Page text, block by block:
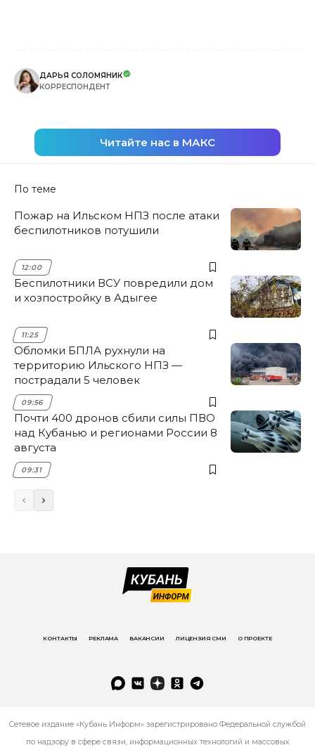
ДАРЬЯ СОЛОМЯНИК
КОРРЕСПОНДЕНТ
Читайте нас в МАКС
По теме
Пожар на Ильском НПЗ после атаки
беспилотников потушили
12:00
Беспилотники ВСУ повредили дом
и хозпостройку в Адыгее
11:25
Обломки БПЛА рухнули на
территорию Ильского НПЗ —
пострадали 5 человек
09:56
Почти 400 дронов сбили силы ПВО
над Кубанью и регионами России 8
августа
09:31
КОНТАКТЫ РЕКЛАМА ВАКАНСИИ ЛИЦЕНЗИЯ СМИ О ПРОЕКТЕ
Сетевое издание «Кубань Информ» зарегистрировано Федеральной службой
по надзору в сфере связи, информационных технологий и массовых